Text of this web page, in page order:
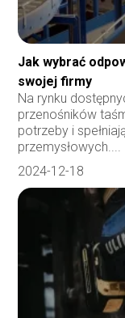
Jak wybrać
swojej firmy
Na rynku
przenośników
potrzeby i
przemysłowych....
2024-12-18